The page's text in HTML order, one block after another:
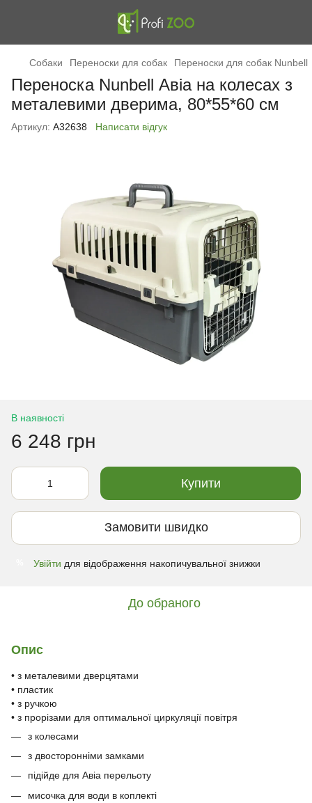
Cобаки Переноски для собак Переноски для собак Nunbell
Переноска Nunbell Авіа на колесах з
металевими дверима, 80*55*60 см
Артикул: А32638 Написати відгук
В наявності
6 248 грн
Купити
Замовити швидко
Увійти для відображення накопичувальної знижки
До обраного
Опис
• з металевими дверцятами
• пластик
• з ручкою
• з прорізами для оптимальної циркуляції повітря
з колесами
з двосторонніми замками
підійде для Авіа перельоту
мисочка для води в коплекті